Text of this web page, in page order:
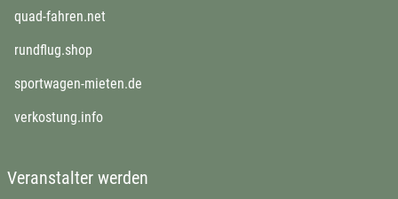
quad-fahren.net
rundflug.shop
sportwagen-mieten.de
verkostung.info
Veranstalter werden